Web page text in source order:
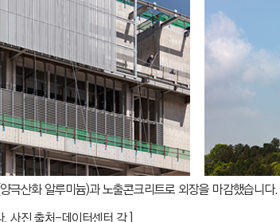
극산화 알루미늄)과 노출콘크리트로 외장을 마감했습니